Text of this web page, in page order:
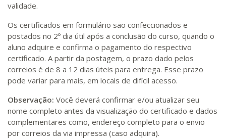
validade.
Os certificados em formulário são confeccionados e
postados no 2º dia útil após a conclusão do curso, quando o
aluno adquire e confirma o pagamento do respectivo
certificado. A partir da postagem, o prazo dado pelos
correios é de 8 a 12 dias úteis para entrega. Esse prazo
pode variar para mais, em locais de difícil acesso.
Observação: Você deverá confirmar e/ou atualizar seu
nome completo antes da visualização do certificado e dados
complementares como, endereço completo para o envio
por correios da via impressa (caso adquira).